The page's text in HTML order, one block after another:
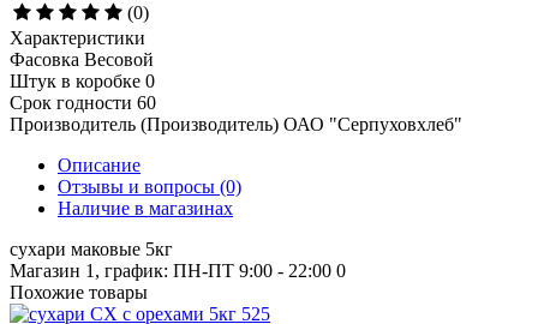
(0)
Характеристики
Фасовка Весовой
Штук в коробке 0
Срок годности 60
Производитель (Производитель) ОАО "Серпуховхлеб"
Описание
Отзывы и вопросы (0)
Наличие в магазинах
сухари маковые 5кг
Магазин 1, график: ПН-ПТ 9:00 - 22:00 0
Похожие товары